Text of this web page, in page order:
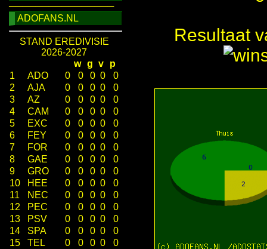
────────────────
ADOFANS.NL
STAND EREDIVISIE
2026-2027
w g v
p
1
ADO 0 0 0 0
0
2
AJA 0 0 0 0
0
3
AZ 0 0 0 0
0
4
CAM 0 0 0 0
0
5
EXC 0 0 0 0
0
6
FEY 0 0 0 0
0
7
FOR 0 0 0 0
0
8
GAE 0 0 0 0
0
9
GRO 0 0 0 0
0
10
HEE 0 0 0 0
0
11
NEC 0 0 0 0
0
12
PEC 0 0 0 0
0
13
PSV 0 0 0 0
0
14
SPA 0 0 0 0
0
15
TEL 0 0 0 0
0
Resultaat